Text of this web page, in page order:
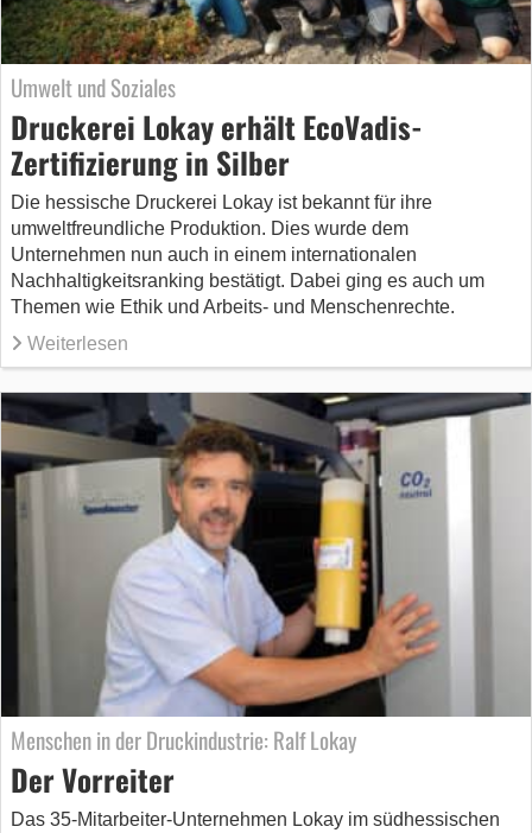
Umwelt und Soziales
Druckerei Lokay erhält EcoVadis-
Zertifizierung in Silber
Die hessische Druckerei Lokay ist bekannt für ihre
umweltfreundliche Produktion. Dies wurde dem
Unternehmen nun auch in einem internationalen
Nachhaltigkeitsranking bestätigt. Dabei ging es auch um
Themen wie Ethik und Arbeits- und Menschenrechte.
Weiterlesen
Menschen in der Druckindustrie: Ralf Lokay
Der Vorreiter
Das 35-Mitarbeiter-Unternehmen Lokay im südhessischen